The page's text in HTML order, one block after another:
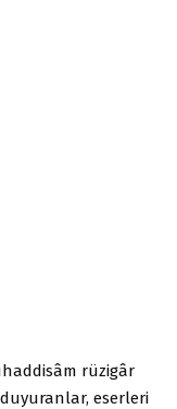
rüzigâr
eserleri